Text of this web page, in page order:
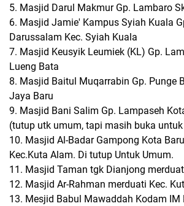
5. Masjid Darul Makmur Gp. Lambaro
6. Masjid Jamie' Kampus Syiah Kuala
Darussalam Kec. Syiah Kuala
7. Masjid Keusyik Leumiek (KL) Gp.
Lueng Bata
8. Masjid Baitul Muqarrabin Gp. Punge
Jaya Baru
9. Masjid Bani Salim Gp. Lampaseh
(tutup utk umum, tapi masih buka
10. Masjid Al-Badar Gampong Kota
Kec.Kuta Alam. Di tutup Untuk Umum.
11. Masjid Taman tgk Dianjong
12. Masjid Ar-Rahman merduati Kec.
13. Mesjid Babul Mawaddah Kodam IM